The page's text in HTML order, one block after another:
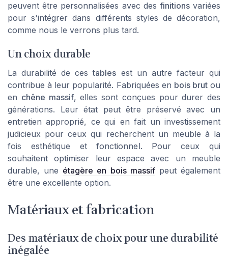
peuvent être personnalisées avec des finitionsvariées
pour s'intégrer dans différents styles de décoration,
comme nous le verrons plus tard.
Un choix durable
La durabilité de cestables est un autre facteur qui
contribue à leur popularité. Fabriquées en bois brutou
en chêne massif, elles sont conçues pour durer des
générations. Leur état peut être préservé avec un
entretien approprié, ce qui en fait un investissement
judicieux pour ceux qui recherchent un meuble à la
fois esthétique et fonctionnel. Pour ceux qui
souhaitent optimiser leur espace avec un meuble
durable, une étagère en bois massifpeut également
être une excellente option.
Matériaux et fabrication
Des matériaux de choix pour une durabilité
inégalée